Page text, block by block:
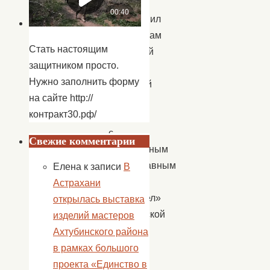
которую
представил
ахтубинцам
районный
Центр
народной
с
молодёжным
православным
«Архангел»
Ахтубинской
Епархии
и
центром
Стать настоящим
защитником просто.
Нужно заполнить форму
на сайте http://
контракт30.рф/
Свежие комментарии
Елена к записи В
Астрахани
открылась выставка
изделий мастеров
Ахтубинского района
в рамках большого
проекта «Единство в